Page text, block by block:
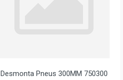
Desmonta Pneus 300MM 750300